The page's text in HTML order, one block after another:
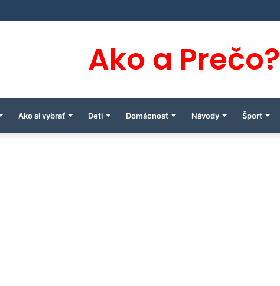
Ako a Prečo?
Ako si vybrať Deti Domácnosť Návody Šport